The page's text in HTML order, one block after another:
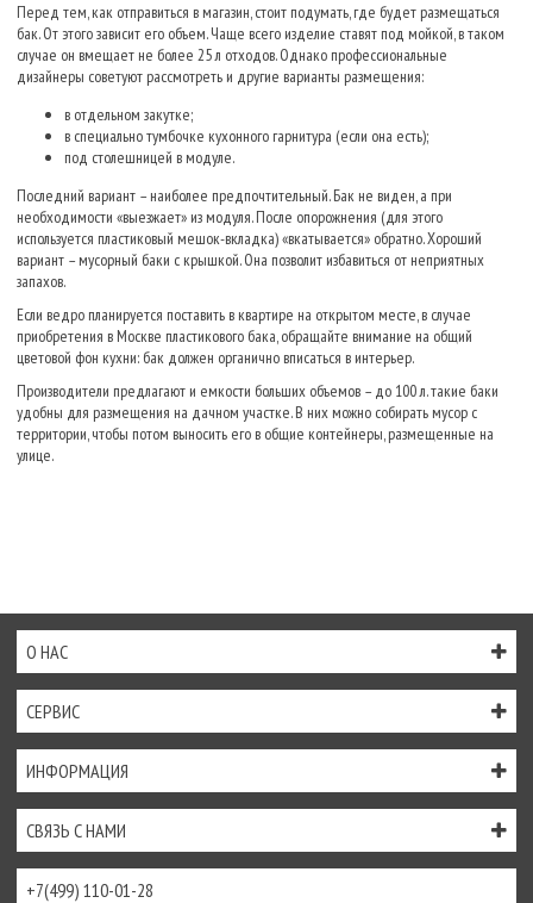
Перед тем, как отправиться в магазин, стоит подумать, где будет размещаться
бак. От этого зависит его объем. Чаще всего изделие ставят под мойкой, в таком
случае он вмещает не более 25 л отходов. Однако профессиональные
дизайнеры советуют рассмотреть и другие варианты размещения:
в отдельном закутке;
в специально тумбочке кухонного гарнитура (если она есть);
под столешницей в модуле.
Последний вариант – наиболее предпочтительный. Бак не виден, а при
необходимости «выезжает» из модуля. После опорожнения (для этого
используется пластиковый мешок-вкладка) «вкатывается» обратно. Хороший
вариант – мусорный баки с крышкой. Она позволит избавиться от неприятных
запахов.
Если ведро планируется поставить в квартире на открытом месте, в случае
приобретения в Москве пластикового бака, обращайте внимание на общий
цветовой фон кухни: бак должен органично вписаться в интерьер.
Производители предлагают и емкости больших объемов – до 100 л. такие баки
удобны для размещения на дачном участке. В них можно собирать мусор с
территории, чтобы потом выносить его в общие контейнеры, размещенные на
улице.
О НАС
СЕРВИС
ИНФОРМАЦИЯ
СВЯЗЬ С НАМИ
+7(499) 110-01-28